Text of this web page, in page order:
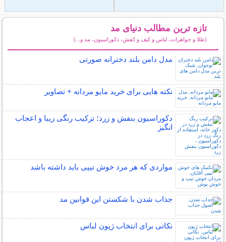
تازه ترین مطالب دنیای مد
(طلا و جواهرات، لباس و کیف و کفش، دکوراسیون، مد و...)
مدل دامن بلند دخترانه صورتی
نکته هایی برای خرید مایو مردانه + تصاویر
دکوراسیون بنفش و زرد؛ ترکیب رنگی زیبا و اعجاب
انگیز
مواردی که هر مرد خوش تیپی باید داشته باشد
جذاب شدن با شکستن این قوانین مد
نکاتی برای انتخاب ژپون لباس